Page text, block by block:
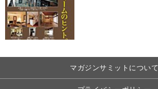
マガジンサミットについて